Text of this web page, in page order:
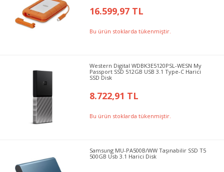
16.599,97 TL
Bu ürün stoklarda tükenmiştir.
Western Digital WDBK3E5120PSL-WESN My
Passport SSD 512GB USB 3.1 Type-C Harici
SSD Disk
8.722,91 TL
Bu ürün stoklarda tükenmiştir.
Samsung MU-PA500B/WW Taşınabilir SSD T5
500GB Usb 3.1 Harici Disk